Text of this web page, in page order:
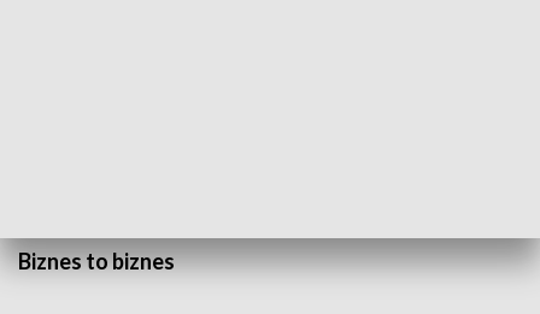
Biznes to biznes